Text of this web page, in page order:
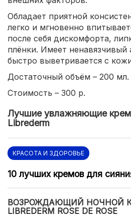
Обладает приятной
легко и мгновенно
после себя дискомфорта,
плёнки. Имеет
быстро выветривается с
Достаточный объём – 200 мл.
Стоимость – 300 р.
Лучшие увлажняющие
Librederm
КРАСОТА И ЗДОРОВЬЕ
10 лучших кремов для
ВОЗРОЖДАЮЩИЙ НОЧНОЙ
LIBREDERM ROSE DE ROSE